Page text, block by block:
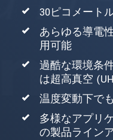
30ピコメート
あらゆる導電
用可能
過酷な環境条
は超高真空
温度変動下で
多様なアプリ
の製品ライン